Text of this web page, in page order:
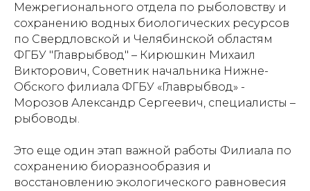
Межрегионального отдела по рыболовству и
сохранению водных биологических ресурсов
по Свердловской и Челябинской областям
ФГБУ "Главрыбвод" – Кирюшкин Михаил
Викторович, Советник начальника Нижне-
Обского филиала ФГБУ «Главрыбвод» -
Морозов Александр Сергеевич, специалисты –
рыбоводы.
Это еще один этап важной работы Филиала по
сохранению биоразнообразия и
восстановлению экологического равновесия